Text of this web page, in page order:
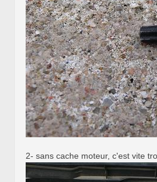
2- sans cache moteur, c'est vite